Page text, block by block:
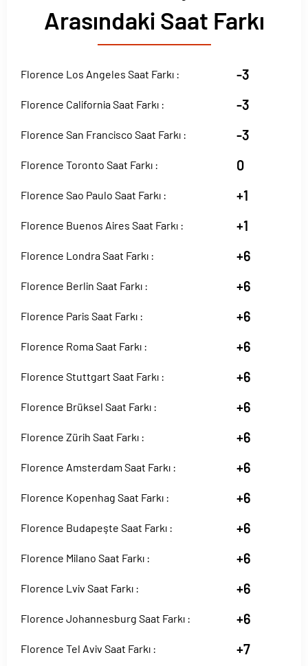
Arasındaki Saat Farkı
Florence Los Angeles Saat Farkı : -3
Florence California Saat Farkı : -3
Florence San Francisco Saat Farkı : -3
Florence Toronto Saat Farkı : 0
Florence Sao Paulo Saat Farkı : +1
Florence Buenos Aires Saat Farkı : +1
Florence Londra Saat Farkı : +6
Florence Berlin Saat Farkı : +6
Florence Paris Saat Farkı : +6
Florence Roma Saat Farkı : +6
Florence Stuttgart Saat Farkı : +6
Florence Brüksel Saat Farkı : +6
Florence Zürih Saat Farkı : +6
Florence Amsterdam Saat Farkı : +6
Florence Kopenhag Saat Farkı : +6
Florence Budapeşte Saat Farkı : +6
Florence Milano Saat Farkı : +6
Florence Lviv Saat Farkı : +6
Florence Johannesburg Saat Farkı : +6
Florence Tel Aviv Saat Farkı : +7